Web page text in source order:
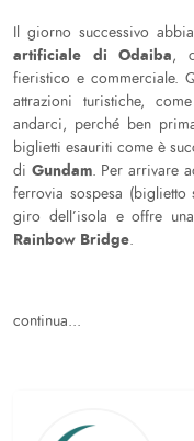
Il giorno successivo
artificiale di Odaiba,
fieristico e commerciale.
attrazioni turistiche,
andarci, perché ben
biglietti esauriti come è
di Gundam. Per arrivare
ferrovia sospesa (biglietto
giro dell’isola e offre
Rainbow Bridge.
continua...